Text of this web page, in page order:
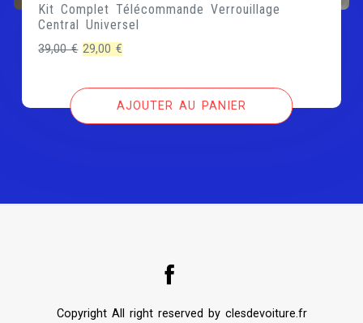
Kit Complet Télécommande Verrouillage
Central Universel
39,00€ Le
initial
29,00€
actuel
est :
AJOUTER AU PANIER
Copyright All right reserved by clesdevoiture.fr